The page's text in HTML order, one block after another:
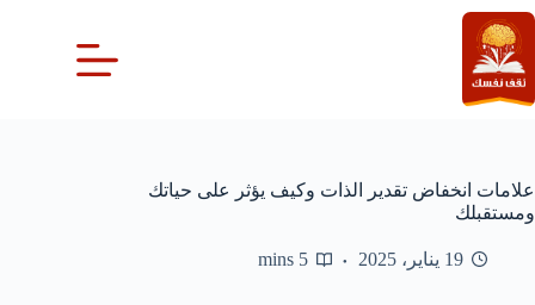
التجاوز
إلى
المحتوى
علامات انخفاض تقدير الذات وكيف يؤثر على حياتك
ومستقبلك
19 يناير، 2025 5 mins